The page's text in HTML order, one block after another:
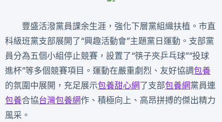
豐盛活潑黨員課余生涯，強化下層黨組織扶植。市直
科級班黨支部展開了“興趣活動會”主題黨日運動。支部黨
員分為五個小組停止競賽，設置了“筷子夾乒乓球”“投球
進杯”等多個競賽項目。運動在嚴重劇烈、友好協調包養
的氛圍中展開，充足展示包養甜心網了支部包養網黨員連
包養合協台灣包養網作、積極向上、高昂拼搏的傑出精力
風采。